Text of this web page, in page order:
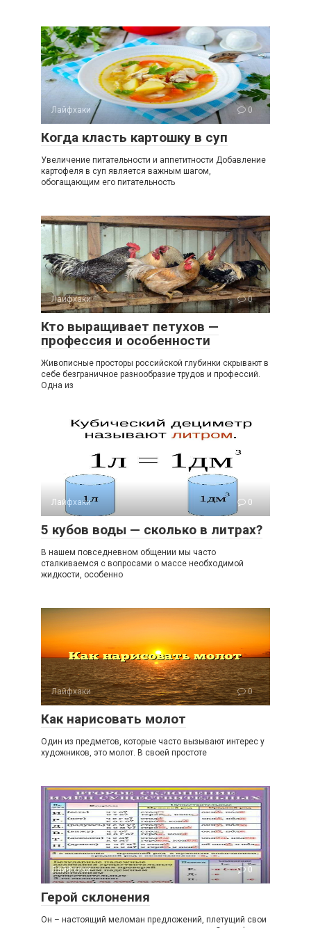
Лайфхаки 0
Когда класть картошку в суп
Увеличение питательности и аппетитности Добавление
картофеля в суп является важным шагом,
обогащающим его питательность
Лайфхаки 0
Кто выращивает петухов —
профессия и особенности
Живописные просторы российской глубинки скрывают в
себе безграничное разнообразие трудов и профессий.
Одна из
Лайфхаки 0
5 кубов воды — сколько в литрах?
В нашем повседневном общении мы часто
сталкиваемся с вопросами о массе необходимой
жидкости, особенно
Лайфхаки 0
Как нарисовать молот
Один из предметов, которые часто вызывают интерес у
художников, это молот. В своей простоте
Лайфхаки 0
Герой склонения
Он – настоящий меломан предложений, плетущий свои